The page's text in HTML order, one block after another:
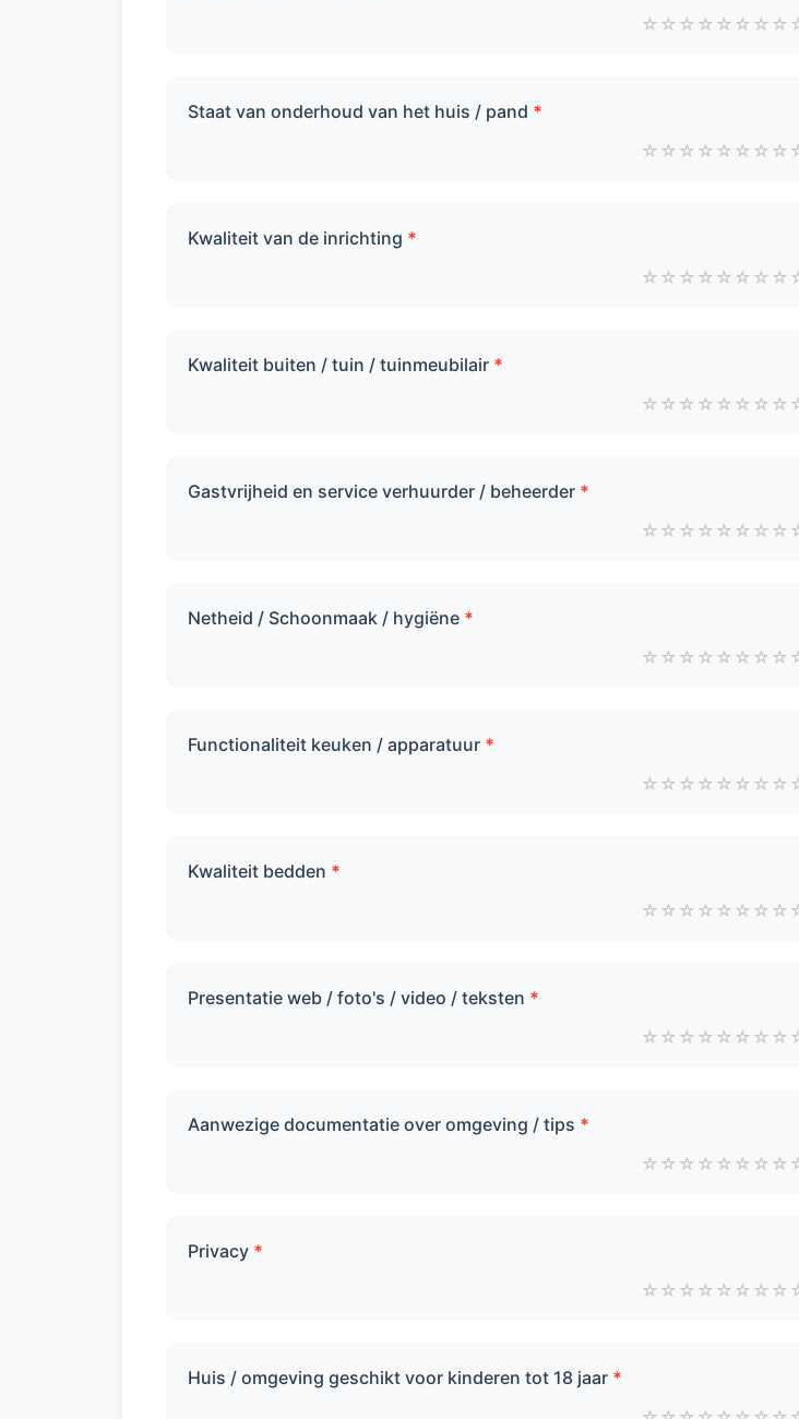
☆ ☆ ☆ ☆ ☆ ☆ ☆ ☆
Staat van onderhoud van het huis / pand *
☆ ☆ ☆ ☆ ☆ ☆ ☆ ☆
Kwaliteit van de inrichting *
☆ ☆ ☆ ☆ ☆ ☆ ☆ ☆
Kwaliteit buiten / tuin / tuinmeubilair *
☆ ☆ ☆ ☆ ☆ ☆ ☆ ☆
Gastvrijheid en service verhuurder / beheerder *
☆ ☆ ☆ ☆ ☆ ☆ ☆ ☆
Netheid / Schoonmaak / hygiëne *
☆ ☆ ☆ ☆ ☆ ☆ ☆ ☆
Functionaliteit keuken / apparatuur *
☆ ☆ ☆ ☆ ☆ ☆ ☆ ☆
Kwaliteit bedden *
☆ ☆ ☆ ☆ ☆ ☆ ☆ ☆
Presentatie web / foto's / video / teksten *
☆ ☆ ☆ ☆ ☆ ☆ ☆ ☆
Aanwezige documentatie over omgeving / tips *
☆ ☆ ☆ ☆ ☆ ☆ ☆ ☆
Privacy *
☆ ☆ ☆ ☆ ☆ ☆ ☆ ☆
Huis / omgeving geschikt voor kinderen tot 18 jaar *